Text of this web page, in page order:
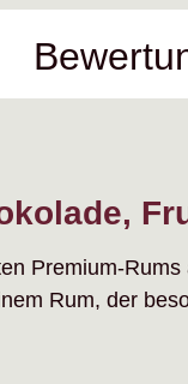
Premium-
Rum, der